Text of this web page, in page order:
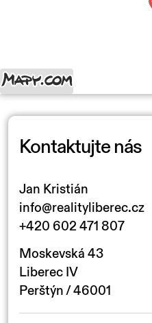
Kontaktujte nás
Jan Kristián
info@realityliberec.cz
+420 602 471 807
Moskevská 43
Liberec IV
Perštýn / 46001